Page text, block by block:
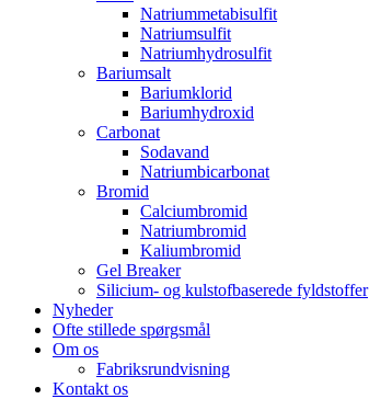
Natriummetabisulfit
Natriumsulfit
Natriumhydrosulfit
Bariumsalt
Bariumklorid
Bariumhydroxid
Carbonat
Sodavand
Natriumbicarbonat
Bromid
Calciumbromid
Natriumbromid
Kaliumbromid
Gel Breaker
Silicium- og kulstofbaserede fyldstoffer
Nyheder
Ofte stillede spørgsmål
Om os
Fabriksrundvisning
Kontakt os